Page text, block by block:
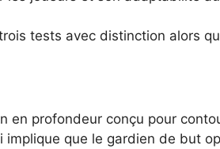
tests avec distinction alors
en profondeur conçu pour
implique que le gardien de but